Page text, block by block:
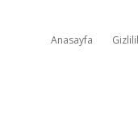
Anasayfa